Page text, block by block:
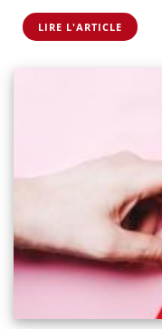
LIRE L'ARTICLE